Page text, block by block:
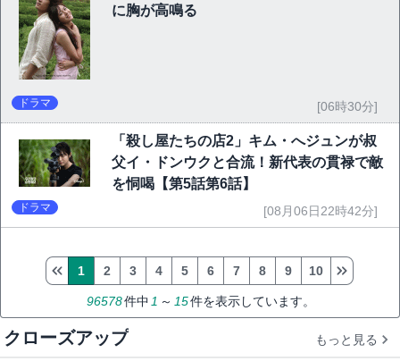
に胸が高鳴る
ドラマ [06時30分]
「殺し屋たちの店2」キム・へジュンが叔
父イ・ドンウクと合流！新代表の貫禄で敵
を恫喝【第5話第6話】
ドラマ [08月06日22時42分]
96578件中 1 ～ 15件を表示しています。
1 2 3 4 5 6 7 8 9 10
クローズアップ もっと見る